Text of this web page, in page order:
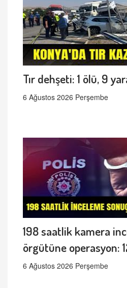
Tır dehşeti: 1 ölü, 9
6 Ağustos 2026 Perşembe
198 saatlik kamera
örgütüne operasyon:
6 Ağustos 2026 Perşembe